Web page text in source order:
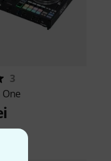
3
One